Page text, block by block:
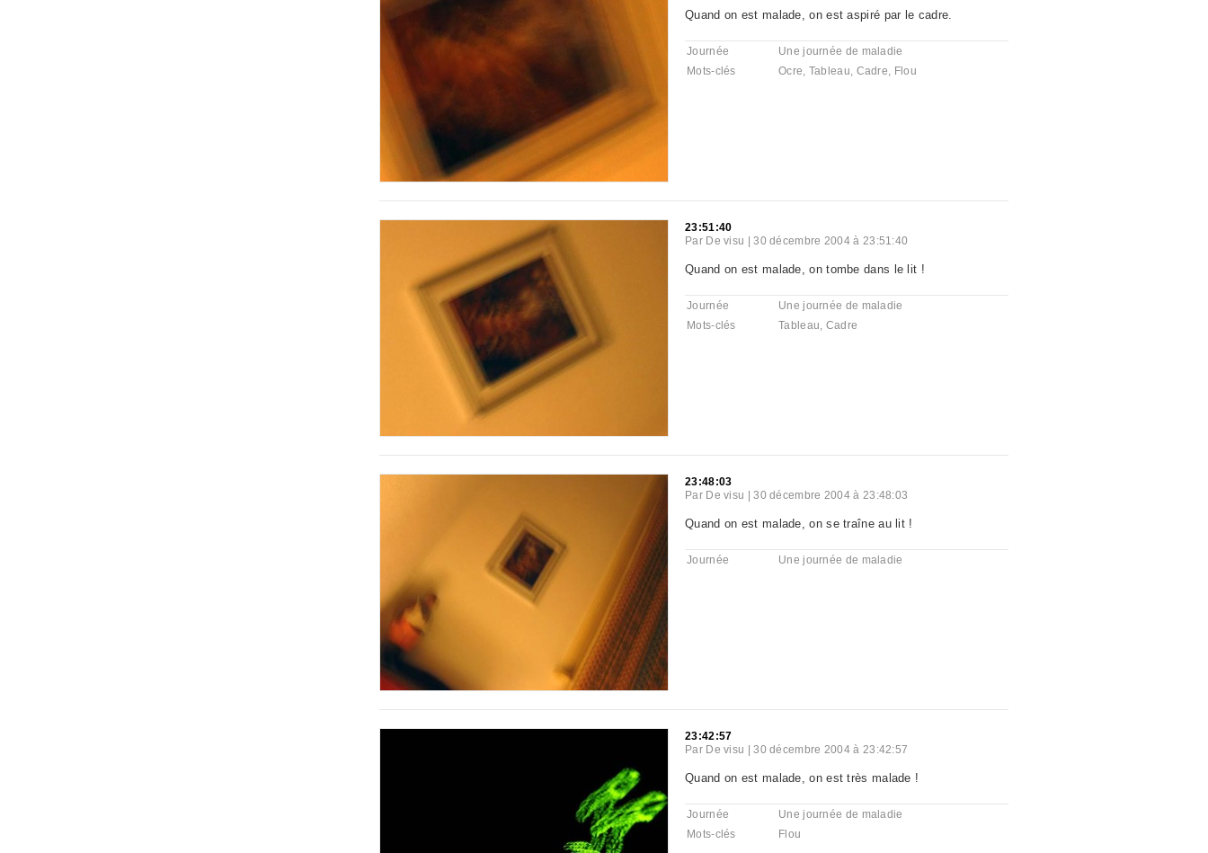
Quand on est malade, on est aspiré par le cadre.
Journée
Une journée de maladie
Mots-clés
Ocre, Tableau, Cadre, Flou
23:51:40
Par De visu |30 décembre 2004 à 23:51:40
Quand on est malade, on tombe dans le lit !
Journée
Une journée de maladie
Mots-clés
Tableau, Cadre
23:48:03
Par De visu |30 décembre 2004 à 23:48:03
Quand on est malade, on se traîne au lit !
Journée Une journée de maladie
23:42:57
Par De visu |30 décembre 2004 à 23:42:57
Quand on est malade, on est très malade !
Journée
Une journée de maladie
Mots-clés
Flou